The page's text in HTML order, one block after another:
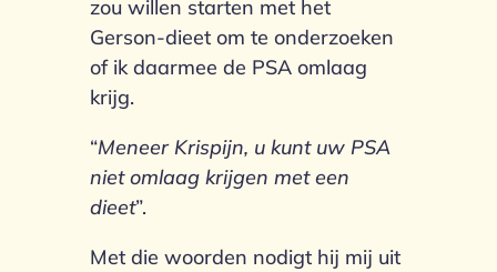
zou willen starten met het
Gerson-dieet om te onderzoeken
of ik daarmee de PSA omlaag
krijg.
“Meneer Krispijn, u kunt uw PSA
niet omlaag krijgen met een
dieet”.
Met die woorden nodigt hij mij uit